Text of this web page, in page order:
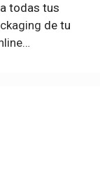
todas tus
de tu
…